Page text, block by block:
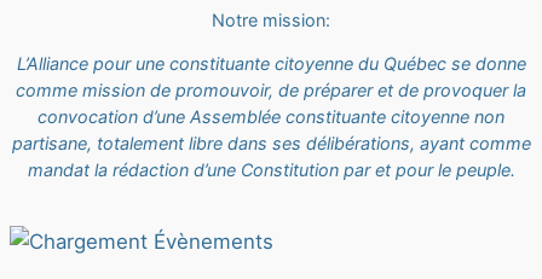
Notre mission:
L’Alliance pour une constituante citoyenne du Québec se donne
comme mission de promouvoir, de préparer et de provoquer la
convocation d’une Assemblée constituante citoyenne non
partisane, totalement libre dans ses délibérations, ayant comme
mandat la rédaction d’une Constitution par et pour le peuple.